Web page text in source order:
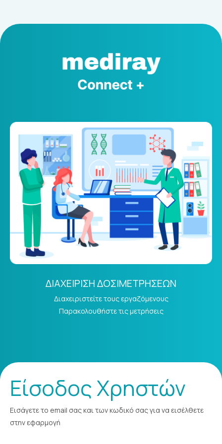
ΔΙΑΧΕΙΡΙΣΗ ΔΟΣΙΜΕΤΡΗΣΕΩΝ
Διαχειριστείτε τους εργαζόμενους
Παρακολουθήστε τις μετρήσεις
Είσοδος Χρηστών
Εισάγετε το email σας και των κωδικό σας για να εισέλθετε
στην εφαρμογή